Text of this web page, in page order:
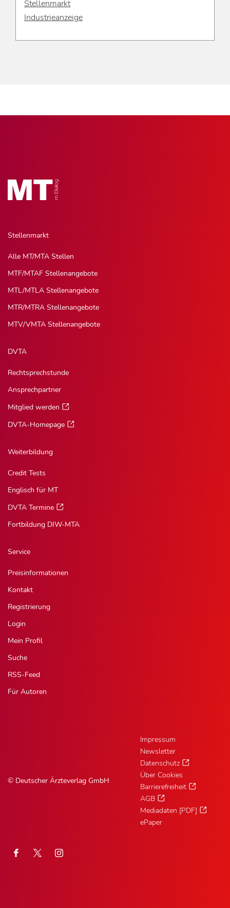
Stellenmarkt
Industrieanzeige
Stellenmarkt
Alle MT/MTA Stellen
MTF/MTAF Stellenangebote
MTL/MTLA Stellenangebote
MTR/MTRA Stellenangebote
MTV/VMTA Stellenangebote
DVTA
Rechtsprechstunde
Ansprechpartner
Mitglied werden
DVTA-Homepage
Weiterbildung
Credit Tests
Englisch für MT
DVTA Termine
Fortbildung DIW-MTA
Service
Preisinformationen
Kontakt
Registrierung
Login
Mein Profil
Suche
RSS-Feed
Für Autoren
© Deutscher Ärzteverlag GmbH
Impressum
Newsletter
Datenschutz
Über Cookies
Barrierefreiheit
AGB
Mediadaten [PDF]
ePaper